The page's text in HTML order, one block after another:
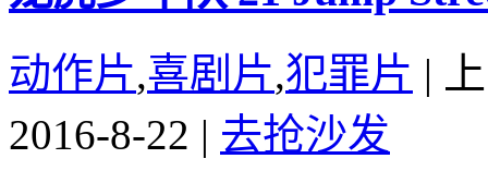
动作片,喜剧片,犯罪片 |
2016-8-22 | 去抢沙发